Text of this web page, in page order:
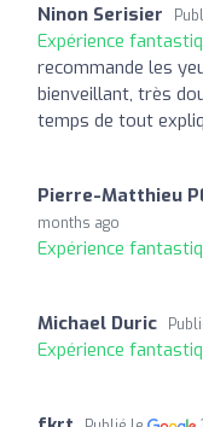
Ninon Serisier
Expérience
recommande les
bienveillant, très
temps de tout
Pierre-Matthieu
months ago
Expérience
Michael Duric
Expérience